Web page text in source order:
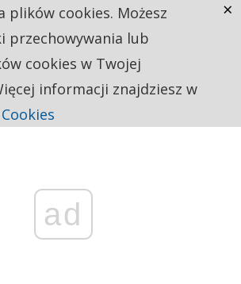
ad
plików cookies. Możesz
przechowywania lub
cookies w Twojej
informacji znajdziesz w
×